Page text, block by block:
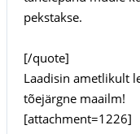
pekstakse.
[/quote]
Laadisin ametlikult
tõejärgne maailm!
[attachment=1226]